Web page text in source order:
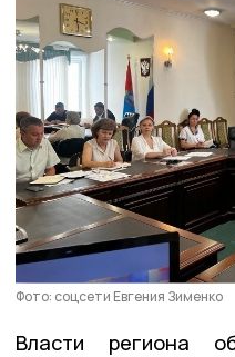
Фото: соцсети Евгения Зименко
Власти региона